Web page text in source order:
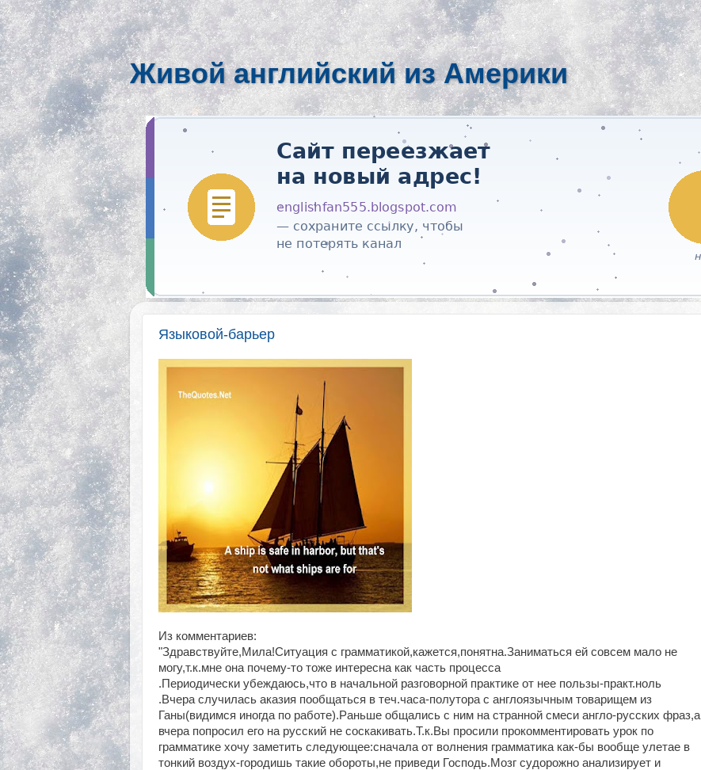
Живой английский из Америки
Языковой-барьер
Из комментариев:
"Здравствуйте,Мила!Ситуация с грамматикой,кажется,понятна.Заниматься ей совсем мало не
могу,т.к.мне она почему-то тоже интересна как часть процесса
.Периодически убеждаюсь,что в начальной разговорной практике от нее пользы-практ.ноль
.Вчера случилась аказия пообщаться в теч.часа-полутора с англоязычным товарищем из
Ганы(видимся иногда по работе).Раньше общались с ним на странной смеси англо-русских фраз,а
вчера попросил его на русский не соскакивать.Т.к.Вы просили прокомментировать урок по
грамматике хочу заметить следующее:сначала от волнения грамматика как-бы вообще улетае в
тонкий воздух-городишь такие обороты,не приведи Господь.Мозг судорожно анализирует и